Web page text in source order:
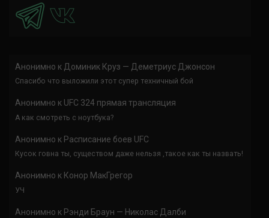
Анонимно к Доминик Круз — Деметриус Джонсон
Спасибо что выложили этот супер техничный бой
Анонимно к UFC 324 прямая трансляция
А как смотреть с ноутбука?
Анонимно к Расписание боев UFC
Кусок говна ты, существом даже нельзя ,такое как ты назвать!
Анонимно к Конор МакГрегор
УЧ
Анонимно к Рэнди Браун — Николас Далби